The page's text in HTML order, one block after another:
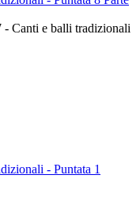
Canti e balli tradizionali
- Puntata 1